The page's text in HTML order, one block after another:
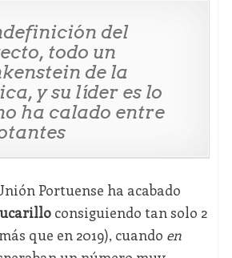
del
todo un
de la
y su líder es lo
ha calado entre
Portuense ha acabado
consiguiendo tan solo 2
que en 2019), cuando en